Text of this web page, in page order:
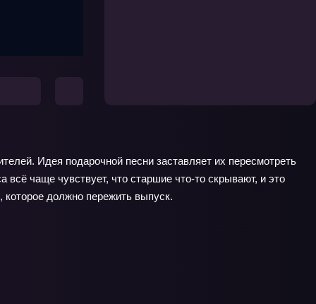
Идея подарочной песни заставляет их пересмотреть
чаще чувствует, что старшие что‑то скрывают, и это
должно пережить выпуск.